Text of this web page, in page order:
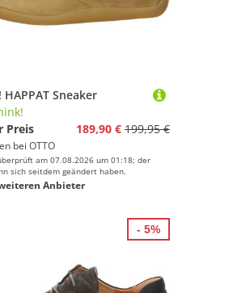
Sneaker
Preis
189,90 € 199,95 €
bei OTTO
am 07.08.2026 um 01:18; der
sich seitdem geändert haben.
Anbieter
- 5%